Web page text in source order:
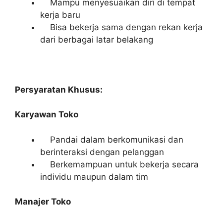
Mampu menyesuaikan diri di tempat
kerja baru
Bisa bekerja sama dengan rekan kerja
dari berbagai latar belakang
Persyaratan Khusus:
Karyawan Toko
Pandai dalam berkomunikasi dan
berinteraksi dengan pelanggan
Berkemampuan untuk bekerja secara
individu maupun dalam tim
Manajer Toko